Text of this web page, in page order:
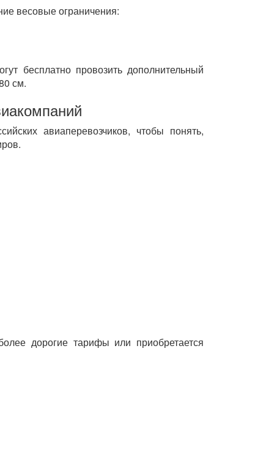
весовые ограничения:
бесплатно провозить дополнительный
см.
авиаперевозчиков, чтобы понять,
дорогие тарифы или приобретается